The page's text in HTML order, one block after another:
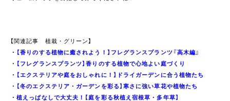
【関連記事 植栽・グリーン】
・
【香りのする植物に癒されよう！】フレグランスプランツ『高木編』
・
【フレグランスプランツ】香りのする植物で心地よい庭づくり
・
【エクステリアや庭をおしゃれに！】ドライガーデンに合う植物たち
・
【冬のエクステリア・ガーデンを彩る】寒さに強い草花や植物たち
・植えっぱなしで大丈夫！【庭を彩る秋植え宿根草・多年草】